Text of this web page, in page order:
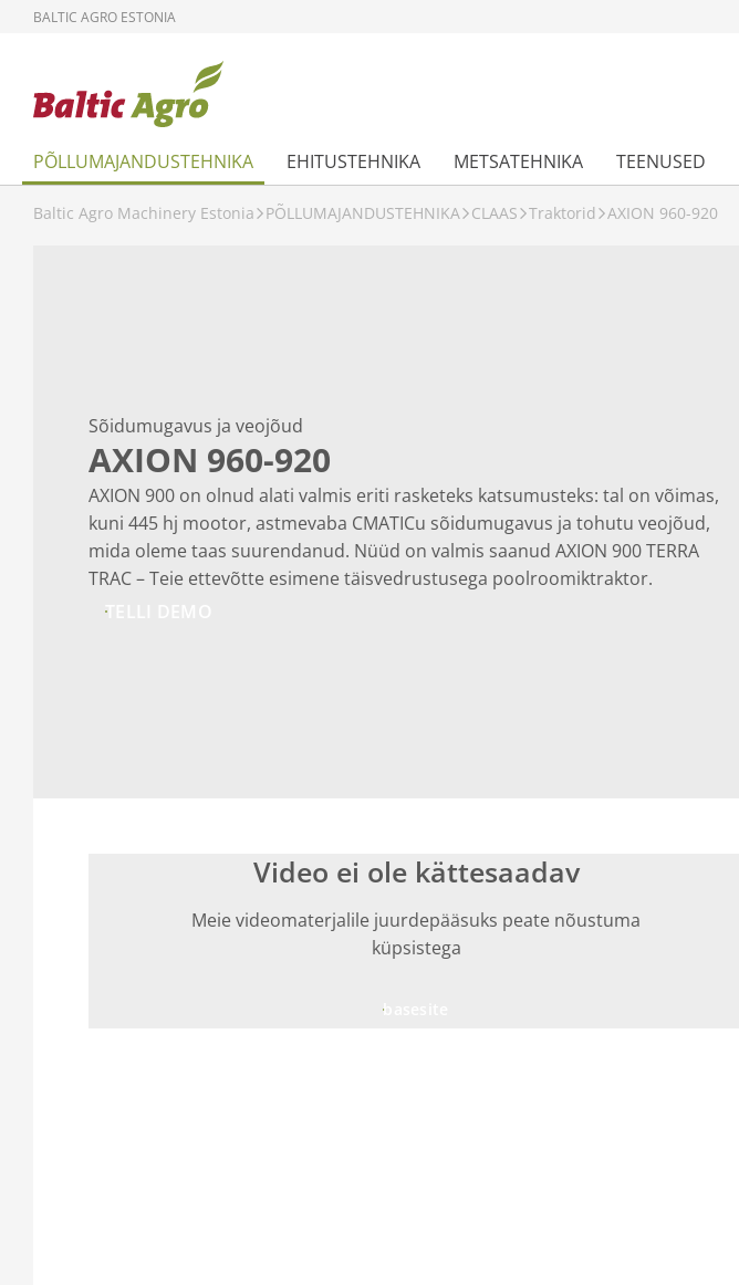
BALTIC AGRO ESTONIA
PÕLLUMAJANDUSTEHNIKA EHITUSTEHNIKA METSATEHNIKA TEENUSED
Baltic Agro Machinery Estonia PÕLLUMAJANDUSTEHNIKA CLAAS Traktorid AXION 960-920
Sõidumugavus ja veojõud
AXION 960-920
AXION 900 on olnud alati valmis eriti rasketeks katsumusteks: tal on võimas,
kuni 445 hj mootor, astmevaba CMATICu sõidumugavus ja tohutu veojõud,
mida oleme taas suurendanud. Nüüd on valmis saanud AXION 900 TERRA
TRAC – Teie ettevõtte esimene täisvedrustusega poolroomiktraktor.
TELLI DEMO
Video ei ole kättesaadav
Meie videomaterjalile juurdepääsuks peate nõustuma
küpsistega
basesite